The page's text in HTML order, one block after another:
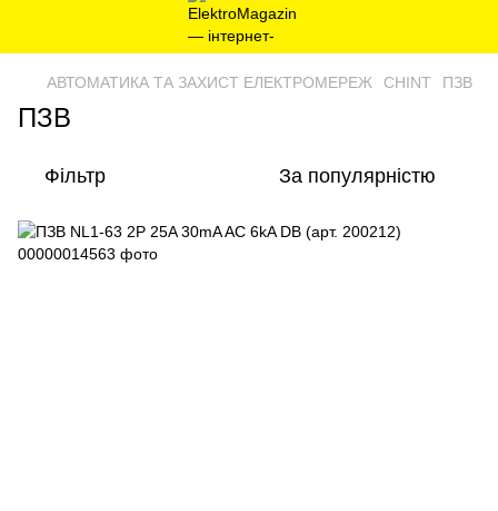
АВТОМАТИКА ТА ЗАХИСТ ЕЛЕКТРОМЕРЕЖ CHINT ПЗВ
ПЗВ
Фільтр За популярністю